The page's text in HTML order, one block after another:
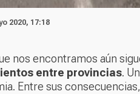
2020, 17:18
nos encontramos aún
entre provincias.
Entre sus